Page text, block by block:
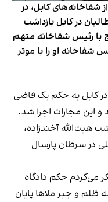
در یکی از شفاخانه‌های کابل، در
طالبان در کابل بازداشت
با رئیس شفاخانه متهم
شفاخانه او را با موتر
در کابل به حکم یک قاضی
این مجازات اجرا شد.
هبت‌الله آخندزاده،
در سرطان پارسال
می‌کردم حکم دادگاه
ظلم و جبر ملاها پایان